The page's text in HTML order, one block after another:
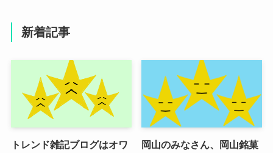
新着記事
トレンド雑記ブログはオワ
岡山のみなさん、岡山銘菓